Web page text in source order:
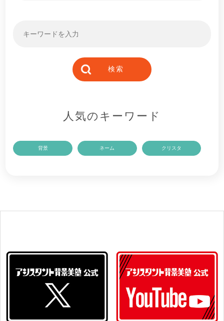
人気のキーワード
背景 ネーム クリスタ